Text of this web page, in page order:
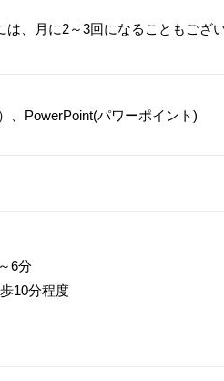
、月に2～3回になることもござい
、PowerPoint(パワーポイント)
6分
10分程度